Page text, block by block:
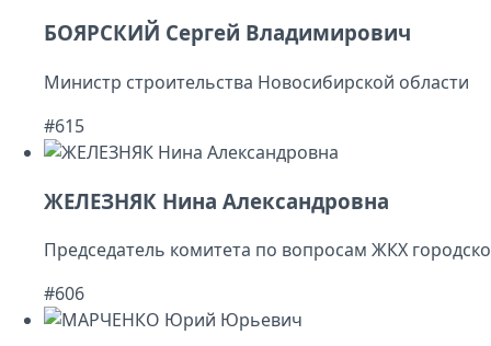
БОЯРСКИЙ Сергей Владимирович
Министр строительства Новосибирской области
#615
ЖЕЛЕЗНЯК Нина Александровна
Председатель комитета по вопросам ЖКХ
#606